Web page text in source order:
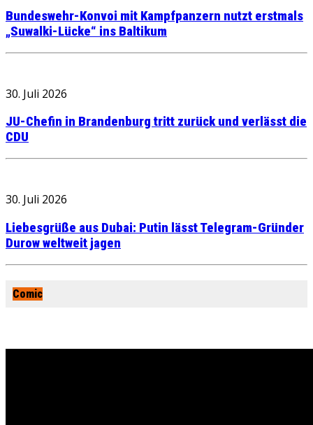
Bundeswehr-Konvoi mit Kampfpanzern nutzt erstmals
„Suwalki-Lücke“ ins Baltikum
30. Juli 2026
JU-Chefin in Brandenburg tritt zurück und verlässt die
CDU
30. Juli 2026
Liebesgrüße aus Dubai: Putin lässt Telegram-Gründer
Durow weltweit jagen
Comic